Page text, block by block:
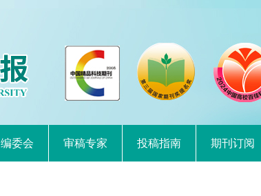
编委会 审稿专家 投稿指南 期刊订阅